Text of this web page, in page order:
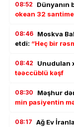
08:52 Dünyanın
okean 32
08:46 Moskva
etdi: “Heç bir
08:42 Unudulan
təəccüblü kəşf
08:30 Məşhur
min pasiyentin
08:17 Ağ Ev